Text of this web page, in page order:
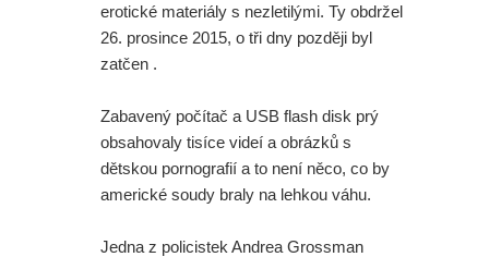
erotické materiály s nezletilými. Ty obdržel
26. prosince 2015, o tři dny později byl
zatčen .
Zabavený počítač a USB flash disk prý
obsahovaly tisíce videí a obrázků s
dětskou pornografií a to není něco, co by
americké soudy braly na lehkou váhu.
Jedna z policistek Andrea Grossman